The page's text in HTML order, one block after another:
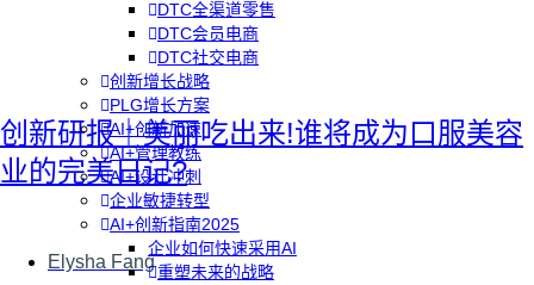
DTC全渠道零售
DTC会员电商
DTC社交电商
创新增长战略
PLG增长方案
AI+创新加速
AI+管理教练
AI+设计冲刺
企业敏捷转型
AI+创新指南2025
企业如何快速采用AI
重塑未来的战略
创新研报｜美丽吃出来!谁将成为口服美容
业的完美日记?
Elysha Fang